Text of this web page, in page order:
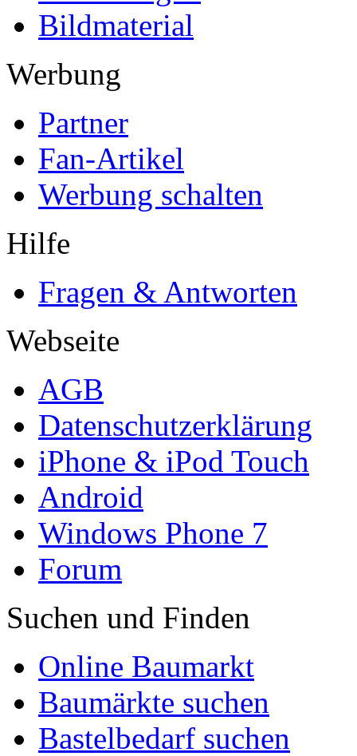
Bildmaterial
Werbung
Partner
Fan-Artikel
Werbung schalten
Hilfe
Fragen & Antworten
Webseite
AGB
Datenschutzerklärung
iPhone & iPod Touch
Android
Windows Phone 7
Forum
Suchen und Finden
Online Baumarkt
Baumärkte suchen
Bastelbedarf suchen